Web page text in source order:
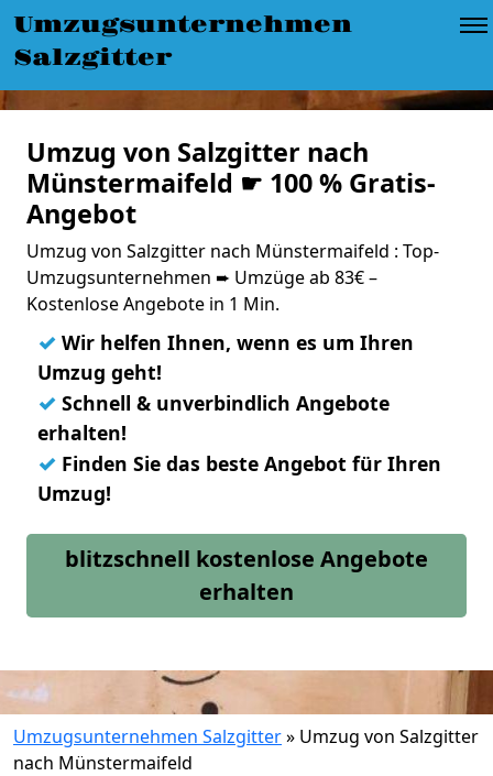
Umzugsunternehmen
Salzgitter
Umzug von Salzgitter nach
Münstermaifeld ☛ 100 % Gratis-
Angebot
Umzug von Salzgitter nach Münstermaifeld : Top-
Umzugsunternehmen ➨ Umzüge ab 83€ –
Kostenlose Angebote in 1 Min.
✓ Wir helfen Ihnen, wenn es um Ihren
Umzug geht!
✓ Schnell & unverbindlich Angebote
erhalten!
✓ Finden Sie das beste Angebot für Ihren
Umzug!
blitzschnell kostenlose Angebote
erhalten
Umzugsunternehmen Salzgitter» Umzug von Salzgitter
nach Münstermaifeld